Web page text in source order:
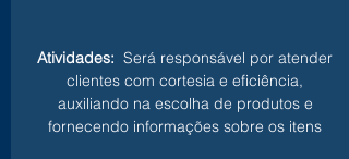
Atividades: Será responsável por atender
clientes com cortesia e eficiência,
auxiliando na escolha de produtos e
fornecendo informações sobre os itens